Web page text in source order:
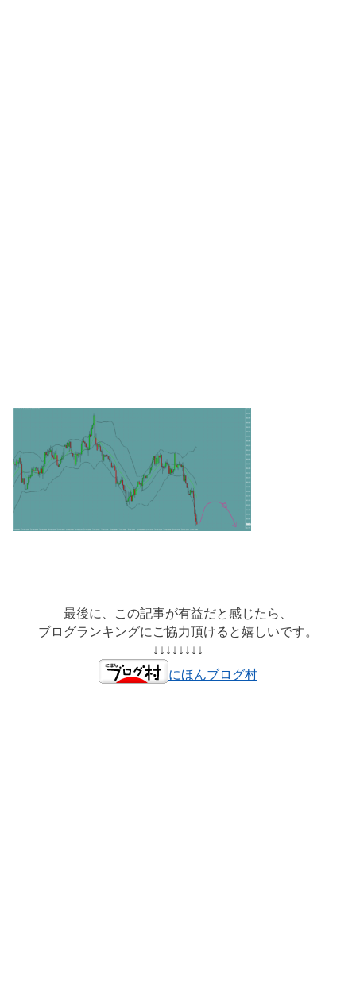
最後に、この記事が有益だと感じたら、
ブログランキングにご協力頂けると嬉しいです。
↓↓↓↓↓↓↓↓
にほんブログ村